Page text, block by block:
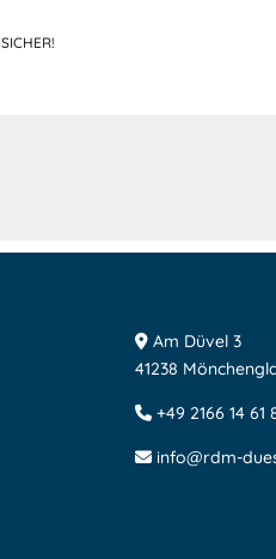
SICHER!
Am Düvel 3
41238
+49 2166 14 61
info@rdm-